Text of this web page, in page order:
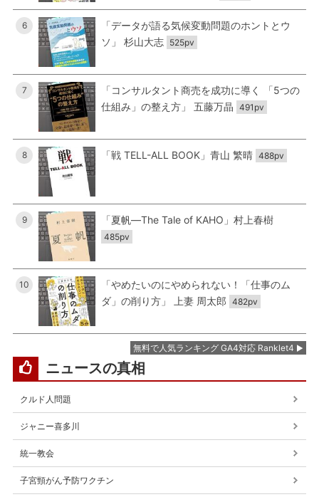
6
「データが語る気候変動問題のホントとウ
ソ」 杉山大志 525pv
7
「コンサルタント商売を成功に導く 「5つの
仕組み」の整え方」 五藤万晶 491pv
8 「戦 TELL-ALL BOOK」青山 繁晴 488pv
9 「夏帆―The Tale of KAHO」村上春樹
485pv
10
「やめたいのにやめられない！「仕事のム
ダ」の削り方」 上妻 周太郎 482pv
無料で人気ランキング GA4対応 Ranklet4
ニュースの真相
クルド人問題
ジャニー喜多川
統一教会
子宮頸がん予防ワクチン